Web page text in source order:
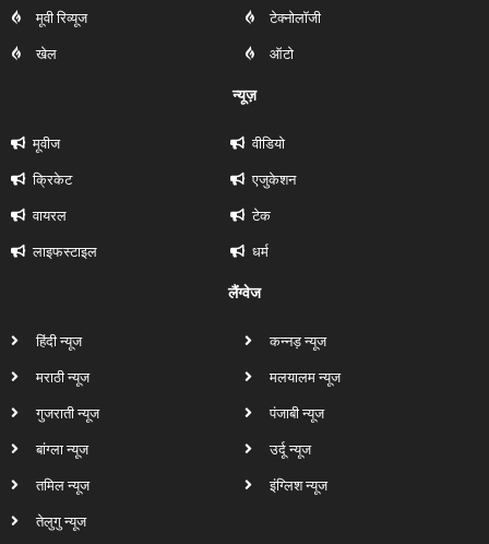
मूवी रिव्यूज
खेल
टेक्नोलॉजी
ऑटो
न्यूज़
मूवीज
क्रिकेट
वायरल
लाइफस्टाइल
वीडियो
एजुकेशन
टेक
धर्म
लैंग्वेज
हिंदी न्यूज
मराठी न्यूज
गुजराती न्यूज
बांग्ला न्यूज
तमिल न्यूज
तेलुगु न्यूज
कन्नड़ न्यूज
मलयालम न्यूज
पंजाबी न्यूज
उर्दू न्यूज
इंग्लिश न्यूज